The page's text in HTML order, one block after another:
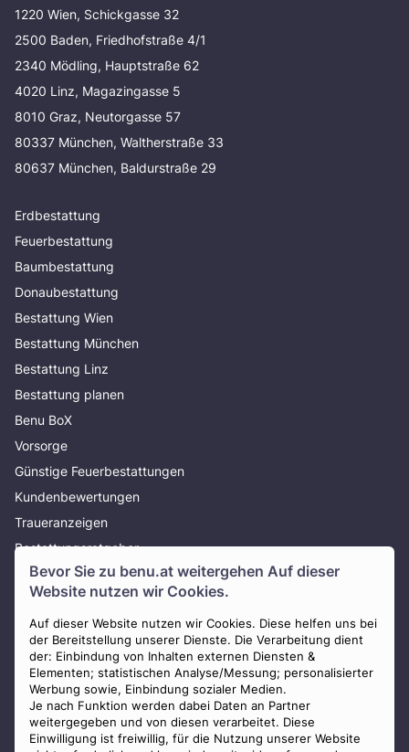
Bevor Sie zu benu.at weitergehen Auf dieser
Website nutzen wir Cookies.
Auf dieser Website nutzen wir Cookies. Diese helfen uns bei
der Bereitstellung unserer Dienste. Die Verarbeitung dient
der: Einbindung von Inhalten externen Diensten &
Elementen; statistischen Analyse/Messung; personalisierter
Werbung sowie, Einbindung sozialer Medien.
Je nach Funktion werden dabei Daten an Partner
weitergegeben und von diesen verarbeitet. Diese
Einwilligung ist freiwillig, für die Nutzung unserer Website
1220 Wien, Schickgasse 32
2500 Baden, Friedhofstraße 4/1
2340 Mödling, Hauptstraße 62
4020 Linz, Magazingasse 5
8010 Graz, Neutorgasse 57
80337 München, Waltherstraße 33
80637 München, Baldurstraße 29
Erdbestattung
Feuerbestattung
Baumbestattung
Donaubestattung
Bestattung Wien
Bestattung München
Bestattung Linz
Bestattung planen
Benu BoX
Vorsorge
Günstige Feuerbestattungen
Kundenbewertungen
Traueranzeigen
Bestattungsratgeber
Über uns
Presse
AGB
Impressum
Datenschutz
Widerrufsbelehrung
Zahlungsmöglichkeiten